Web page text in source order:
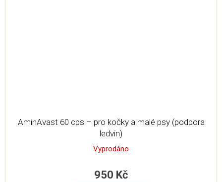
AminAvast 60 cps – pro kočky a malé psy (podpora
ledvin)
Vyprodáno
950 Kč